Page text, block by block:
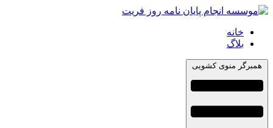
خانه
بلاگ
همبرگر منوی کشویی